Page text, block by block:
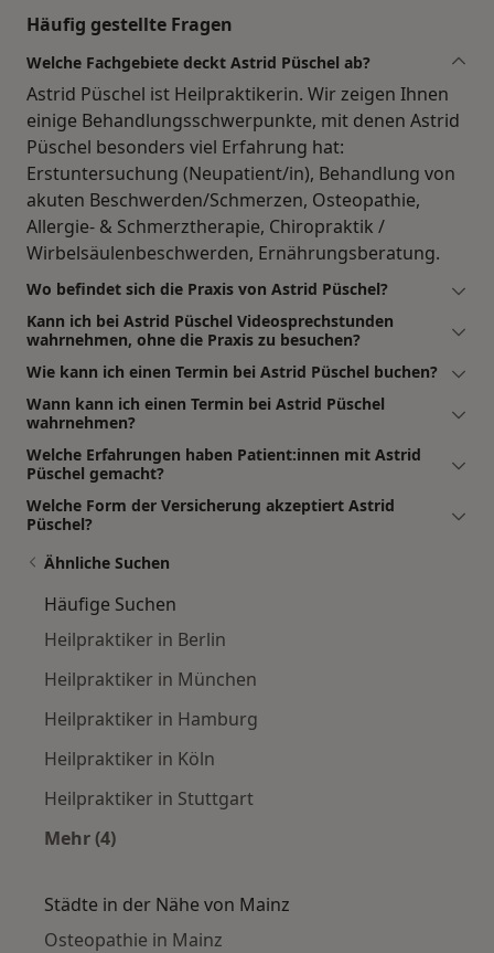
Häufig gestellte Fragen
Welche Fachgebiete deckt Astrid Püschel ab?
Astrid Püschel ist Heilpraktikerin. Wir zeigen Ihnen
einige Behandlungsschwerpunkte, mit denen Astrid
Püschel besonders viel Erfahrung hat:
Erstuntersuchung (Neupatient/in), Behandlung von
akuten Beschwerden/Schmerzen, Osteopathie,
Allergie- & Schmerztherapie, Chiropraktik /
Wirbelsäulenbeschwerden, Ernährungsberatung.
Wo befindet sich die Praxis von Astrid Püschel?
Kann ich bei Astrid Püschel Videosprechstunden
wahrnehmen, ohne die Praxis zu besuchen?
Wie kann ich einen Termin bei Astrid Püschel buchen?
Wann kann ich einen Termin bei Astrid Püschel
wahrnehmen?
Welche Erfahrungen haben Patient:innen mit Astrid
Püschel gemacht?
Welche Form der Versicherung akzeptiert Astrid
Püschel?
Ähnliche Suchen
Häufige Suchen
Heilpraktiker in Berlin
Heilpraktiker in München
Heilpraktiker in Hamburg
Heilpraktiker in Köln
Heilpraktiker in Stuttgart
Mehr (4)
Städte in der Nähe von Mainz
Osteopathie in Mainz